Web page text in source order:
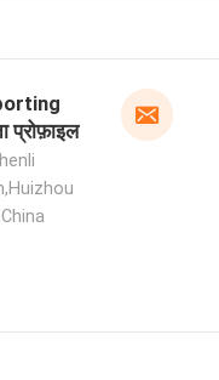
प्रोफ़ाइल